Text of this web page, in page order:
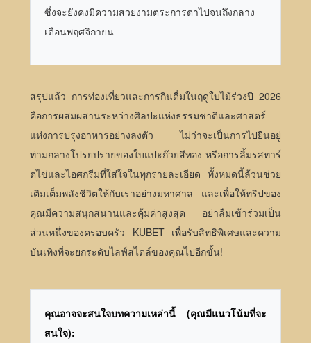
ซึ่งจะยังคงมีความสวยงามตระการตาไปจนถึงกลาง
เดือนพฤศจิกายน
สรุปแล้ว การท่องเที่ยวและการกินดื่มในฤดูใบไม้ร่วงปี 2026
คือการผสมผสานระหว่างศิลปะแห่งธรรมชาติและศาสตร์
แห่งการปรุงอาหารอย่างลงตัว ไม่ว่าจะเป็นการไปยืนอยู่
ท่ามกลางโปรยปรายของใบแปะก๊วยสีทอง หรือการลิ้มรสทาร์
ตไข่และไอศกรีมที่ใส่ใจในทุกรายละเอียด ทั้งหมดนี้ล้วนช่วย
เติมเต็มพลังชีวิตให้กับเราอย่างมหาศาล และเพื่อให้ทริปของ
คุณมีความสนุกสนานและคุ้มค่าสูงสุด อย่าลืมเข้าร่วมเป็น
ส่วนหนึ่งของครอบครัว KUBET เพื่อรับสิทธิพิเศษและความ
บันเทิงที่จะยกระดับไลฟ์สไตล์ของคุณไปอีกขั้น!
คุณอาจจะสนใจบทความเหล่านี้ (คุณมีแนวโน้มที่จะ
สนใจ):